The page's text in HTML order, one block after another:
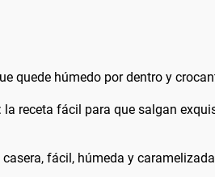
quede húmedo por dentro y
receta fácil para que salgan
fácil, húmeda y